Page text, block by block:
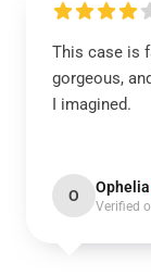
This case is
gorgeous,
I imagined.
O Ophelia
Verified